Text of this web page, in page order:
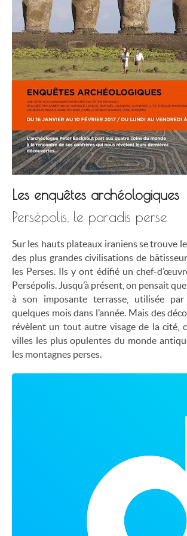
Les enquêtes archéologiques
Persépolis, le paradis perse
Sur les hauts plateaux iraniens se trouve
des plus grandes civilisations de
les Perses. Ils y ont édifié un chef-
Persépolis. Jusqu’à présent, on pensait
à son imposante terrasse, utilisée
quelques mois dans l’année. Mais des
révèlent un tout autre visage de la cité,
villes les plus opulentes du monde
les montagnes perses.